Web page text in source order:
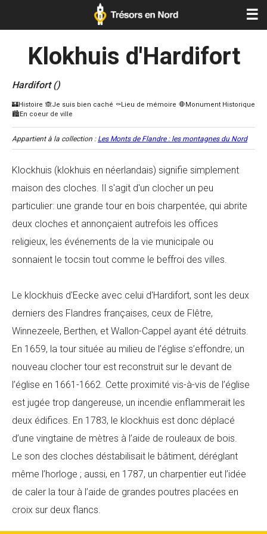
☰
Klokhuis d'Hardifort
Hardifort ()
Appartient à la collection : Les Monts de Flandre : les montagnes du Nord
Klockhuis (klokhuis en néerlandais) signifie simplement
maison des cloches. Il s'agit d'un clocher un peu
particulier: une grande tour en bois charpentée, qui abrite
deux cloches et annonçaient autrefois les offices
religieux, les événements de la vie municipale ou
sonnaient le tocsin tout comme le beffroi des villes.
Le klockhuis d'Eecke avec celui d'Hardifort, sont les deux
derniers des Flandres françaises, ceux de Flêtre,
Winnezeele, Berthen, et Wallon-Cappel ayant été détruits.
En 1659, la tour située au milieu de l’église s’effondre; un
nouveau clocher tour est reconstruit sur le devant de
l’église en 1661-1662. Cette proximité vis-à-vis de l’église
est jugée trop dangereuse, un incendie enflammerait les
deux édifices. En 1783, le klockhuis est donc déplacé
d’une vingtaine de mètres à l’aide de rouleaux de bois.
Le son des cloches déstabilisait le bâtiment, déréglant
même l’horloge ; aussi, en 1787, un charpentier eut l’idée
de caler la tour à l’aide de grandes poutres placées en
croix sur deux flancs.